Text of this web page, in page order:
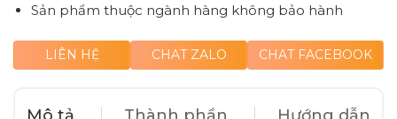
Sản phẩm thuộc ngành hàng không bảo hành
LIÊN HỆ CHAT ZALO CHAT FACEBOOK